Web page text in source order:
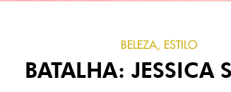
BELEZA, ESTILO
BATALHA: JESSICA